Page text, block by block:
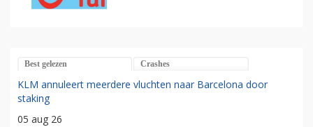
Best gelezen Crashes
KLM annuleert meerdere vluchten naar Barcelona door
staking
05 aug 26